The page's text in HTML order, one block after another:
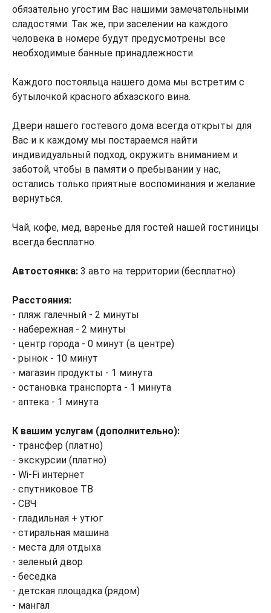
обязательно угостим Вас нашими замечательными
сладостями. Так же, при заселении на каждого
человека в номере будут предусмотрены все
необходимые банные принадлежности.
Каждого постояльца нашего дома мы встретим с
бутылочкой красного абхазского вина.
Двери нашего гостевого дома всегда открыты для
Вас и к каждому мы постараемся найти
индивидуальный подход, окружить вниманием и
заботой, чтобы в памяти о пребывании у нас,
остались только приятные воспоминания и желание
вернуться.
Чай, кофе, мед, варенье для гостей нашей гостиницы
всегда бесплатно.
Автостоянка: 3 авто на территории (бесплатно)
Расстояния:
- пляж галечный - 2 минуты
- набережная - 2 минуты
- центр города - 0 минут (в центре)
- рынок - 10 минут
- магазин продукты - 1 минута
- остановка транспорта - 1 минута
- аптека - 1 минута
К вашим услугам (дополнительно):
- трансфер (платно)
- экскурсии (платно)
- Wi-Fi интернет
- спутниковое ТВ
- СВЧ
- гладильная + утюг
- стиральная машина
- места для отдыха
- зеленый двор
- беседка
- детская площадка (рядом)
- мангал